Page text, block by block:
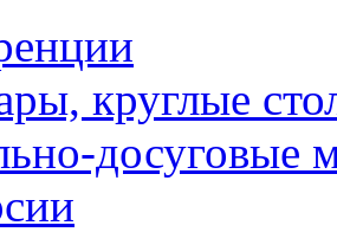
круглые
досуговые